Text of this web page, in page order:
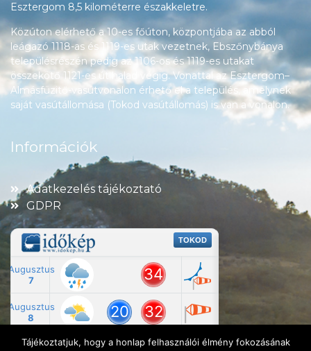
Esztergom 8,5 kilométerre északkeletre.
Közúton elérhető a 10-es főúton, központjába az abból
leágazó 1118-as és 1119-es utak vezetnek, Ebszőnybánya
településrészén pedig az 1106-os és 1119-es utakat
összekötő 1121-es út halad végig. Vonattal az Esztergom–
Almásfüzitő-vasútvonalon érhető el a település, amelynek
saját vasútállomása (Tokod vasútállomás) is van a vonalon.
Információk
Adatkezelés tájékoztató
GDPR
Tájékoztatjuk, hogy a honlap felhasználói élmény fokozásának